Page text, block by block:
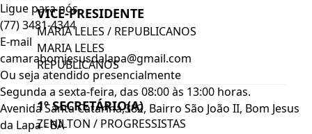
Ligue para nós
(77) 3481-4344
E-mail
camarabomjesusdalapa@gmail.com
Ou seja atendido presencialmente
Segunda a sexta-feira, das 08:00 às 13:00 horas.
Avenida Santa Catarina,382, Bairro São João II, Bom Jesus
da Lapa - BA
VICE-PRESIDENTE
MARIA LELES / REPUBLICANOS
MARIA LELES
REPUBLICANOS
1º SECRETÁRIO(A)
ZENILTON / PROGRESSISTAS